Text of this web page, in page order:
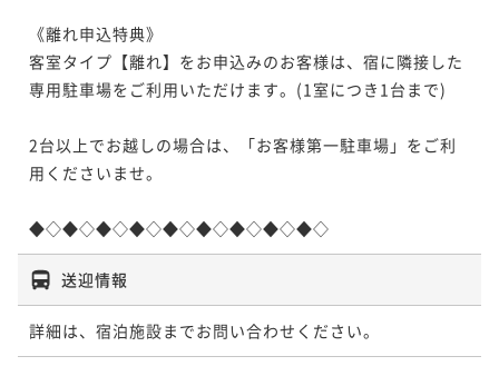
《離れ申込特典》
客室タイプ【離れ】をお申込みのお客様は、宿に隣接した
専用駐車場をご利用いただけます。(1室につき1台まで)
2台以上でお越しの場合は、「お客様第一駐車場」をご利
用くださいませ。
◆◇◆◇◆◇◆◇◆◇◆◇◆◇◆◇◆◇
送迎情報
詳細は、宿泊施設までお問い合わせください。